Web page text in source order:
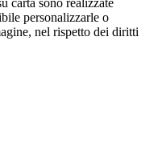
personalizzarle o
nel rispetto dei diritti